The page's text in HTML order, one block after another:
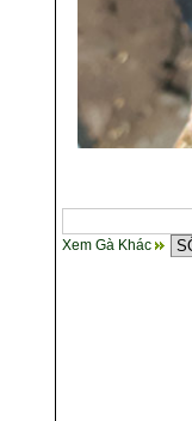
Xem Gà Khác